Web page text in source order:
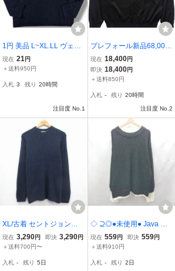
1円 美品 L~XL.LL ヴェル
サーチ VERSACE CLASS
IC V2 長袖Vネック ニット
体デザイン イタリア製 メ
現在 21円
＋送料950円
入札 3 残り 20時間
注目度 No.1
プレフォール新品68,000
円EMPORIO ARMANIア
ルマーニ★定番ベーシッ
クなのに一味も二味も違
黒ニット【3XL＝日本4X
現在 18,400円
即決 18,400円
＋送料850円
入札 - 残り 20時間
注目度 No.2
XL/古着 セントジョンズ
ベイ 長袖 セーター メン
ズ 00年代 00s コットン
jul31
現在 3,290円 即決 3,290円
＋送料700円〜
入札 - 残り 5日
◇ ⊇◎●未使用● Java ジ
ャバ 長袖 セーター サイ
ズXL ブラック ホワイト
現在 559円 即決 559円
＋送料910円
入札 - 残り 2日